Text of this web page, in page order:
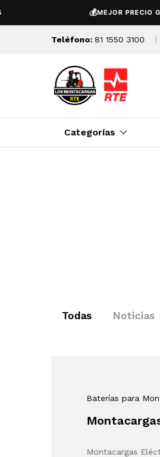
MEJOR PRECIO
Teléfono: 81 1550 3100
Categorías
Todas Noticias
Baterías para
Montacargas